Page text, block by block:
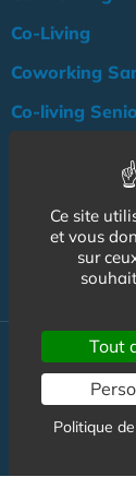
Co-Living
Coworking
Co-living
Professionnels
NOS AUTRES
© Australis
Ce site
et vous
sur
Tout
Politique